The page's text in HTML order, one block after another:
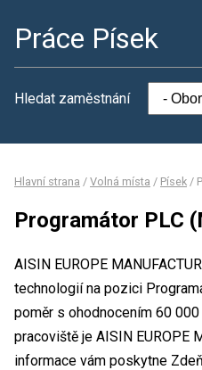
Práce Písek
Hledat zaměstnání
Hlavní strana / Volná místa / Písek /
Programátor PLC
AISIN EUROPE
technologií na pozici
poměr s ohodnocením 60
pracoviště je AISIN EUROPE
informace vám poskytne